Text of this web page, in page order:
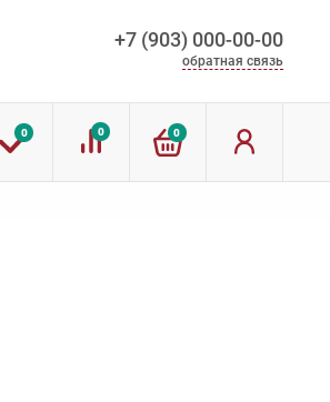
+7 (903) 000-00-00
обратная связь
0 0 0